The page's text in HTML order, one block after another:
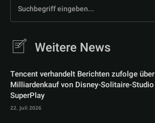
Suchbegriff eingeben...
Weitere News
Tencent verhandelt Berichten zufolge über
Milliardenkauf von Disney-Solitaire-Studio
SuperPlay
22. Juli 2026